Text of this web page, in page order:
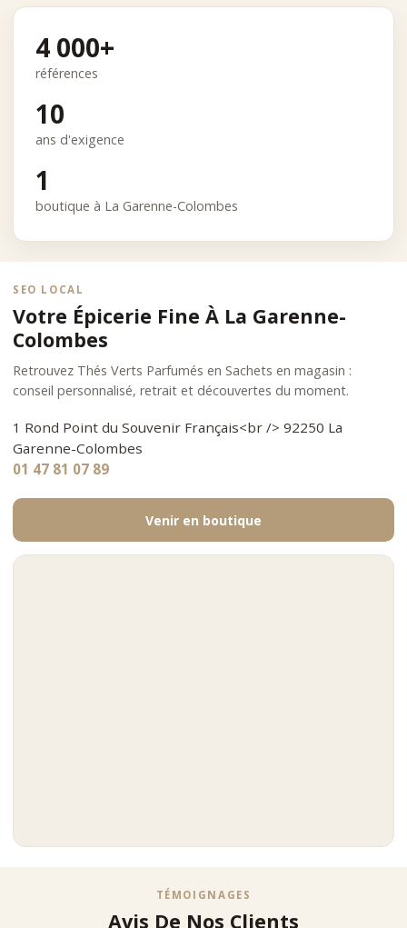
4 000+
références
10
ans d'exigence
1
boutique à La Garenne-Colombes
SEO LOCAL
Votre Épicerie Fine À La Garenne-
Colombes
Retrouvez Thés Verts Parfumés en Sachets en magasin :
conseil personnalisé, retrait et découvertes du moment.
1 Rond Point du Souvenir Français<br /> 92250 La
Garenne-Colombes
01 47 81 07 89
Venir en boutique
TÉMOIGNAGES
Avis De Nos Clients